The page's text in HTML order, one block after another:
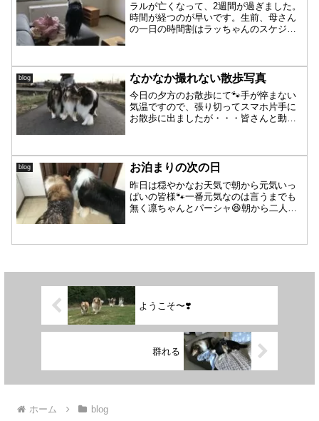
ラルが亡くなって、2週間が過ぎました。
時間が経つのが早いです。生前、母さん
の一日の時間割はラッちゃんのスケジュ
しまったような感覚が1週間ほど続きまし
た。時折ボーッとして...
blog なかなか撮れない散歩写真
今日の夕方のお散歩にて🐾手が悴まない
気温ですので、張り切ってスマホ片手に
お散歩に出ましたが・・・皆さんと動き
だまだ子供と思っていたらいつの間にか
立派な体になってます💡ラ...
blog お泊まりの次の日
昨日は穏やかなお天気で朝から元気いっ
ぱいの皆様🐾一番元気なのは言うまでも
無く凛ちゃんとパーシャ😆朝から二人の
の‼️」凛ちゃん・パーシャ「えいっ❗️やっ
ようこそ〜❣️
群れる
ホーム blog